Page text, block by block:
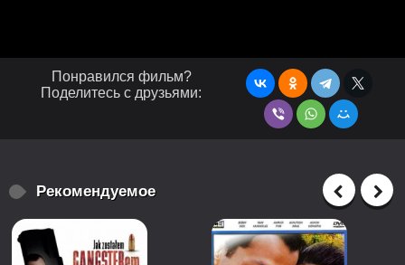
Понравился фильм?
Поделитесь с друзьями:
Рекомендуемое